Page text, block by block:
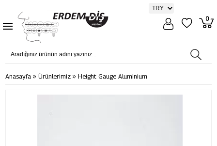
0
Anasayfa » Ürünlerimiz » Height Gauge Aluminium